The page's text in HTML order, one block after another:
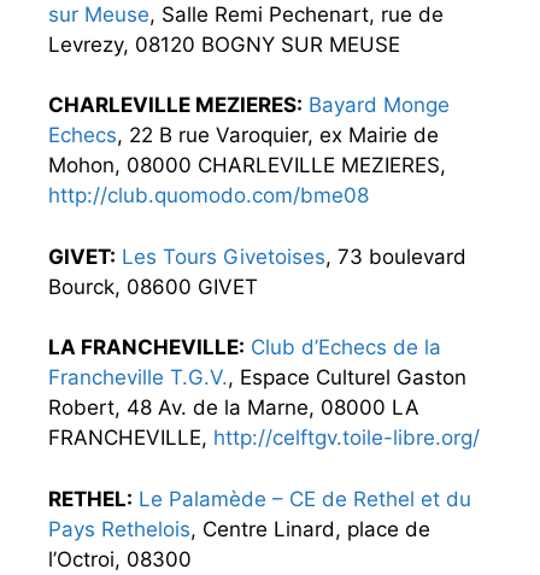
sur Meuse, Salle Remi Pechenart, rue de
Levrezy, 08120 BOGNY SUR MEUSE
CHARLEVILLE MEZIERES: Bayard Monge
Echecs, 22 B rue Varoquier, ex Mairie de
Mohon, 08000 CHARLEVILLE MEZIERES,
http://club.quomodo.com/bme08
GIVET: Les Tours Givetoises, 73 boulevard
Bourck, 08600 GIVET
LA FRANCHEVILLE: Club d’Echecs de la
Francheville T.G.V., Espace Culturel Gaston
Robert, 48 Av. de la Marne, 08000 LA
FRANCHEVILLE, http://celftgv.toile-libre.org/
RETHEL: Le Palamède – CE de Rethel et du
Pays Rethelois, Centre Linard, place de
l’Octroi, 08300